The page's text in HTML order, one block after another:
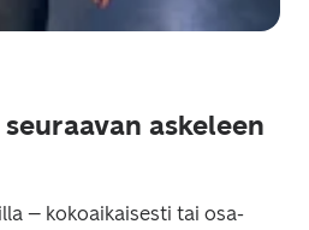
askeleen
– kokoaikaisesti tai osa-